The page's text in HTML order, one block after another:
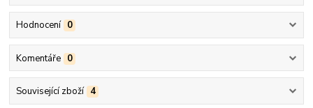
Hodnocení 0
Komentáře 0
Související zboží 4